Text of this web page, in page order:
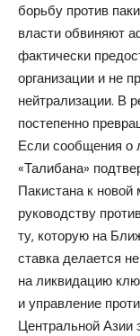
борьбу против
власти обвиняют
фактически
организации и не
нейтрализации. В
постепенно
Если сообщения о
«Талибана»
Пакистана к
руководству
ту, которую на
ставка делается
на ликвидацию
и управление
Центральной Азии